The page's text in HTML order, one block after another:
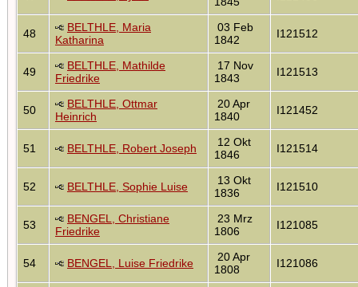
48
BELTHLE, Maria
Katharina
03 Feb
1842
I121512
49
BELTHLE, Mathilde
Friedrike
17 Nov
1843
I121513
50
BELTHLE, Ottmar
Heinrich
20 Apr
1840
I121452
51 BELTHLE, Robert Joseph
12 Okt
1846
I121514
52 BELTHLE, Sophie Luise
13 Okt
1836
I121510
53
BENGEL, Christiane
Friedrike
23 Mrz
1806
I121085
54 BENGEL, Luise Friedrike
20 Apr
1808
I121086